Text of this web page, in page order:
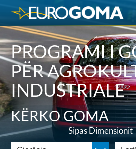
PROGRAMI I
PËR
INDUSTRIALE
KËRKO GOMA
Sipas Dimensionit